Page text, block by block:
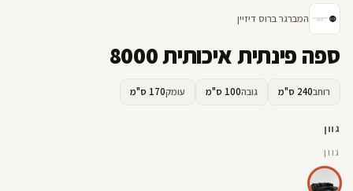
המברגר ברוס דיזיין
ספה פינתית איכותית 8000
רוחב240 ס"מ גובה100 ס"מ עומק170 ס"מ
גוון
גוון